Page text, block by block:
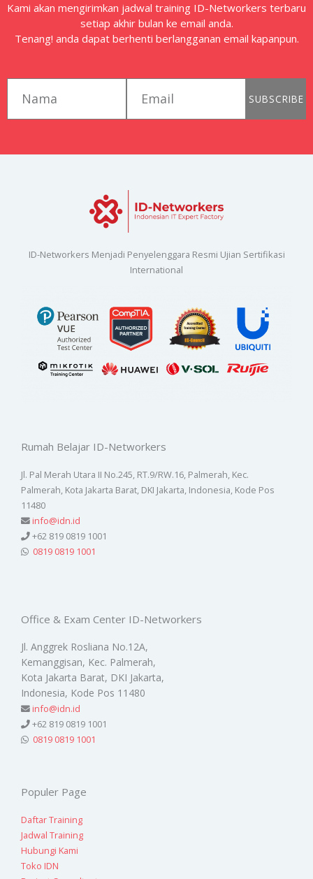
Kami akan mengirimkan jadwal training ID-Networkers terbaru
setiap akhir bulan ke email anda.
Tenang! anda dapat berhenti berlangganan email kapanpun.
SUBSCRIBE
ID-Networkers Menjadi Penyelenggara Resmi Ujian Sertifikasi
International
Rumah Belajar ID-Networkers
Jl. Pal Merah Utara II No.245, RT.9/RW.16, Palmerah, Kec.
Palmerah, Kota Jakarta Barat, DKI Jakarta, Indonesia, Kode Pos
11480
info@idn.id
+62 819 0819 1001
0819 0819 1001
Office & Exam Center ID-Networkers
Jl. Anggrek Rosliana No.12A,
Kemanggisan, Kec. Palmerah,
Kota Jakarta Barat, DKI Jakarta,
Indonesia, Kode Pos 11480
info@idn.id
+62 819 0819 1001
0819 0819 1001
Populer Page
Daftar Training
Jadwal Training
Hubungi Kami
Toko IDN